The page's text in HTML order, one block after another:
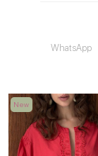
WhatsApp
New